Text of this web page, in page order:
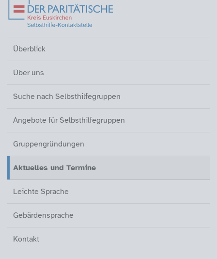
Überblick
Überblick
Über uns
Über uns
Suche nach Selbsthilfegruppen
Suche nach Selbsthilfegruppen
Angebote für Selbsthilfegruppen
Angebote für Selbsthilfegruppen
Gruppengründungen
Gruppengründungen
Aktuelles und Termine (aktiv)
Aktuelles und Termine
Leichte Sprache
Leichte Sprache
Gebärdensprache
Gebärdensprache
Kontakt
Kontakt